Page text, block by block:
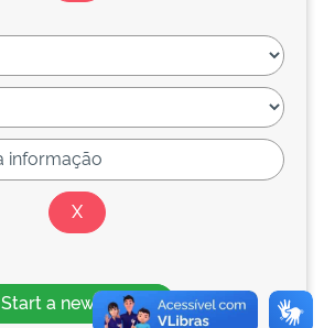
Start a new search